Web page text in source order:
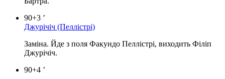
90+3 ’
Джурічіч (Пеллістрі)
Заміна. Йде з поля Факундо Пеллістрі, виходить Філіп
Джурічіч.
90+4 ’